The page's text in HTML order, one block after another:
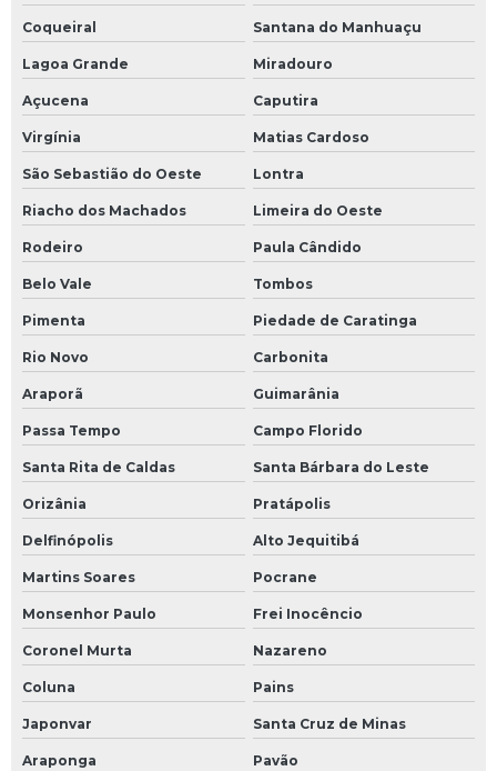
Coqueiral Santana do Manhuaçu
Lagoa Grande Miradouro
Açucena Caputira
Virgínia Matias Cardoso
São Sebastião do Oeste Lontra
Riacho dos Machados Limeira do Oeste
Rodeiro Paula Cândido
Belo Vale Tombos
Pimenta Piedade de Caratinga
Rio Novo Carbonita
Araporã Guimarânia
Passa Tempo Campo Florido
Santa Rita de Caldas Santa Bárbara do Leste
Orizânia Pratápolis
Delfinópolis Alto Jequitibá
Martins Soares Pocrane
Monsenhor Paulo Frei Inocêncio
Coronel Murta Nazareno
Coluna Pains
Japonvar Santa Cruz de Minas
Araponga Pavão